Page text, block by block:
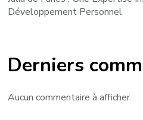
Développement Personnel
Derniers
Aucun commentaire à afficher.